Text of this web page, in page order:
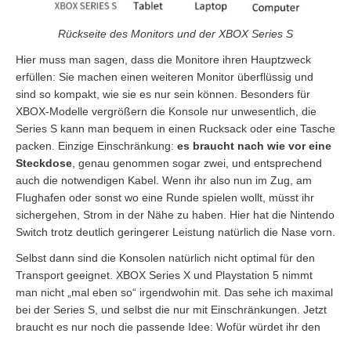
Rückseite des Monitors und der XBOX Series S
Hier muss man sagen, dass die Monitore ihren Hauptzweck
erfüllen: Sie machen einen weiteren Monitor überflüssig und
sind so kompakt, wie sie es nur sein können. Besonders für
XBOX-Modelle vergrößern die Konsole nur unwesentlich, die
Series S kann man bequem in einen Rucksack oder eine Tasche
packen. Einzige Einschränkung: es braucht nach wie vor eine
Steckdose , genau genommen sogar zwei, und entsprechend
auch die notwendigen Kabel. Wenn ihr also nun im Zug, am
Flughafen oder sonst wo eine Runde spielen wollt, müsst ihr
sichergehen, Strom in der Nähe zu haben. Hier hat die Nintendo
Switch trotz deutlich geringerer Leistung natürlich die Nase vorn.
Selbst dann sind die Konsolen natürlich nicht optimal für den
Transport geeignet. XBOX Series X und Playstation 5 nimmt
man nicht „mal eben so“ irgendwohin mit. Das sehe ich maximal
bei der Series S, und selbst die nur mit Einschränkungen. Jetzt
braucht es nur noch die passende Idee: Wofür würdet ihr den